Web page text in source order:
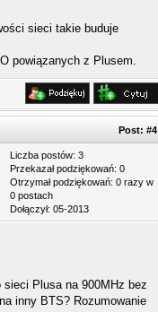
sieci takie buduje
powiązanych z Plusem.
Post: #4
Liczba postów: 3
Przekazał podziękowań: 0
Otrzymał podziękowań: 0 razy w
0 postach
Dołączył: 05-2013
Plusa na 900MHz bez
inny BTS? Rozumowanie